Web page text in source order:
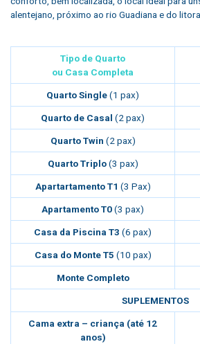
alentejano, próximo ao rio Guadiana e do
Tipo de Quarto
ou Casa Completa
Quarto Single(1 pax)
Quarto de Casal (2 pax)
Quarto Twin (2 pax)
Quarto Triplo(3 pax)
Apartartamento T1 (3 Pax)
Apartamento T0(3 pax)
Casa da Piscina T3 (6 pax)
Casa do Monte T5 (10 pax)
Monte Completo
SUPLEMENTOS
Cama extra – criança (até 12
anos)